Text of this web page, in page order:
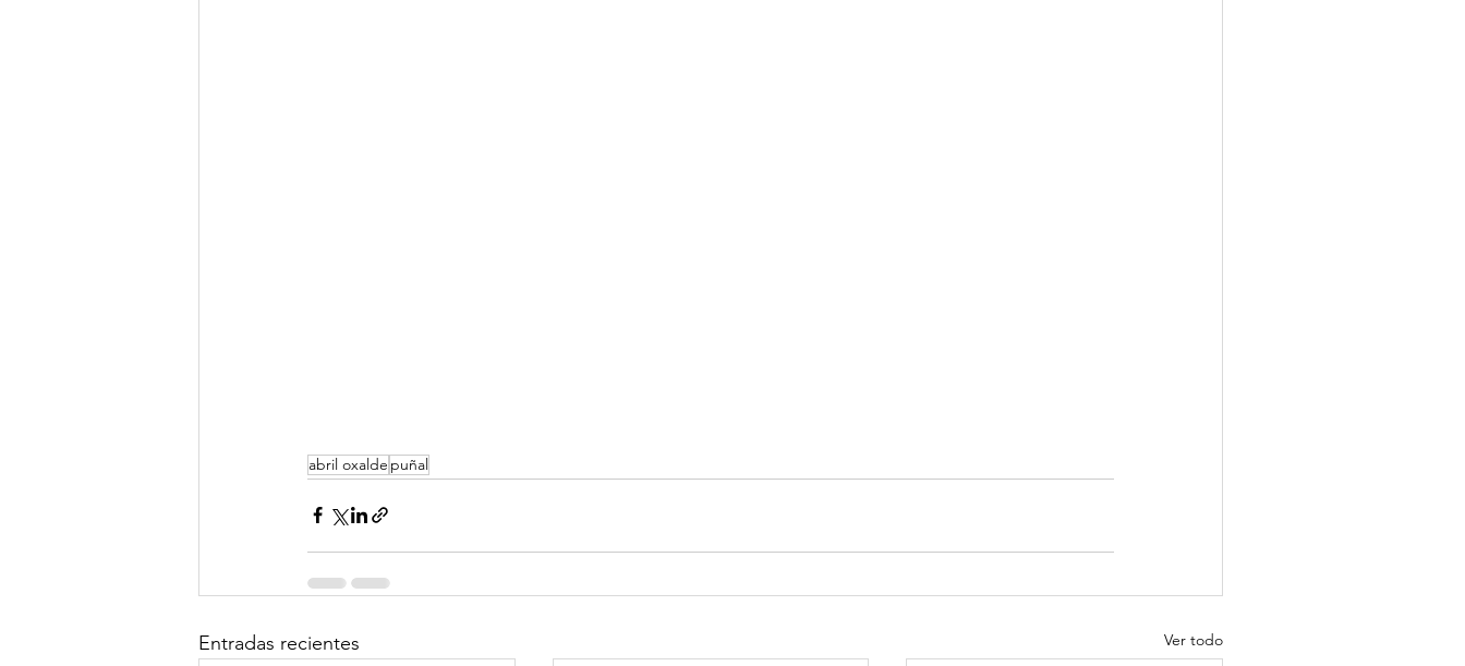
abril oxalde puñal
Entradas recientes Ver todo